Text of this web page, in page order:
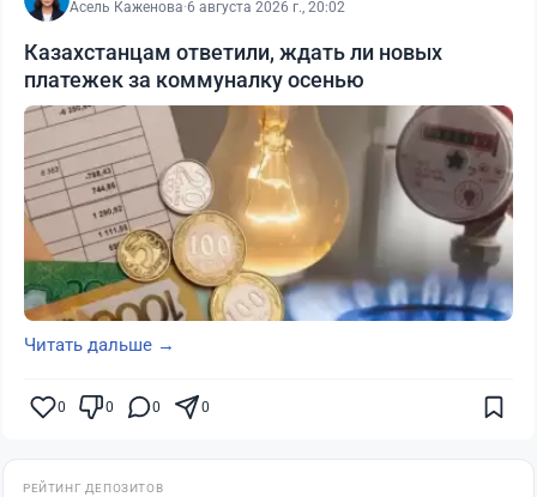
Асель Каженова·6 августа 2026 г., 20:02
Казахстанцам ответили, ждать ли новых
платежек за коммуналку осенью
Читать дальше →
0 0 0 0
РЕЙТИНГ ДЕПОЗИТОВ